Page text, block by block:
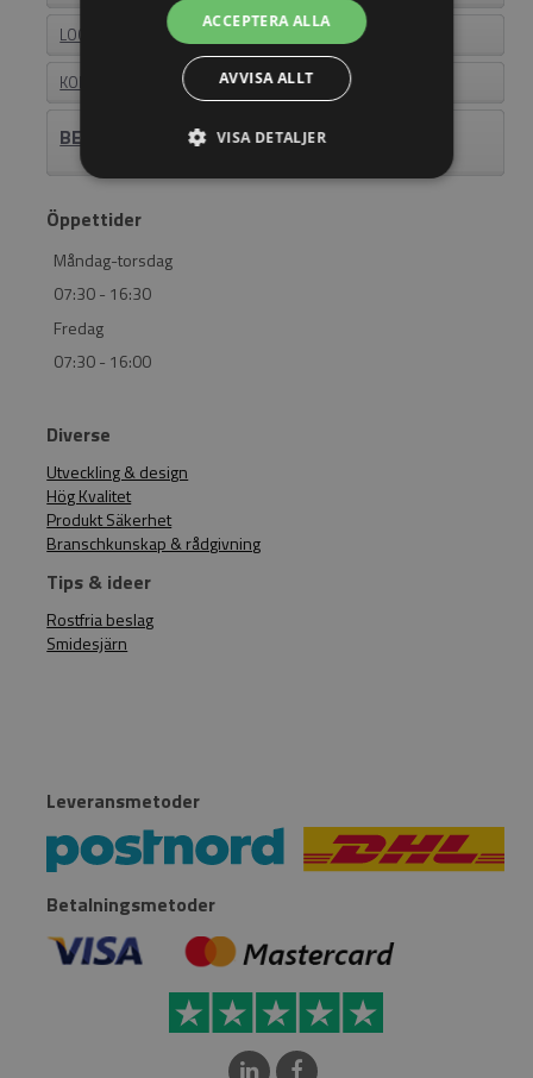
LOGIN
KONTAKT
BEHÖVER DU HJÄLP? RING 011-18 23 23
Öppettider
Måndag-torsdag
07:30 - 16:30
Fredag
07:30 - 16:00
Diverse
Utveckling & design
Hög Kvalitet
Produkt Säkerhet
Branschkunskap & rådgivning
Tips & ideer
Rostfria beslag
Smidesjärn
Leveransmetoder
Betalningsmetoder
ACCEPTERA ALLA
AVVISA ALLT
VISA DETALJER